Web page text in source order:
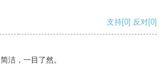
支持[0] 反对[0]
洁，一目了然。